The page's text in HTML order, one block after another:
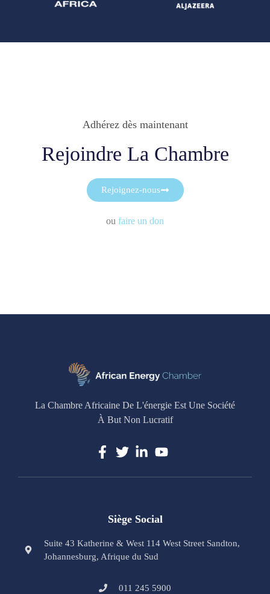
Adhérez dès maintenant
Rejoindre La Chambre
Rejoignez-nous
ou faire un don
La Chambre Africaine De L'énergie Est Une Société
À But Non Lucratif
Siège Social
Suite 43 Katherine & West 114 West Street Sandton,
Johannesburg, Afrique du Sud
011 245 5900